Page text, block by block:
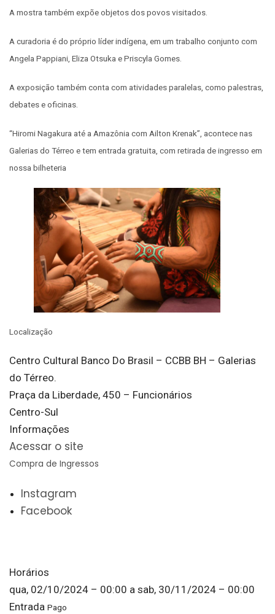
A mostra também expõe objetos dos povos visitados.
A curadoria é do próprio líder indígena, em um trabalho conjunto com
Angela Pappiani, Eliza Otsuka e Priscyla Gomes.
A exposição também conta com atividades paralelas, como palestras,
debates e oficinas.
“Hiromi Nagakura até a Amazônia com Ailton Krenak”, acontece nas
Galerias do Térreo e tem entrada gratuita, com retirada de ingresso em
nossa bilheteria
Localização
Centro Cultural Banco Do Brasil – CCBB BH – Galerias
do Térreo.
Praça da Liberdade, 450 – Funcionários
Centro-Sul
Informações
Acessar o site
Compra de Ingressos
Instagram
Facebook
Horários
qua, 02/10/2024 – 00:00 a sab, 30/11/2024 – 00:00
Entrada Pago